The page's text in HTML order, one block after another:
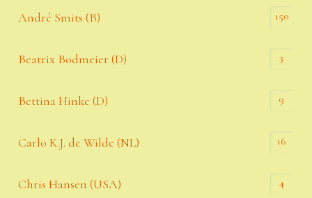
André Smits (B) 150
Beatrix Bodmeier (D) 3
Bettina Hinke (D) 9
Carlo K.J. de Wilde (NL) 16
Chris Hansen (USA) 4